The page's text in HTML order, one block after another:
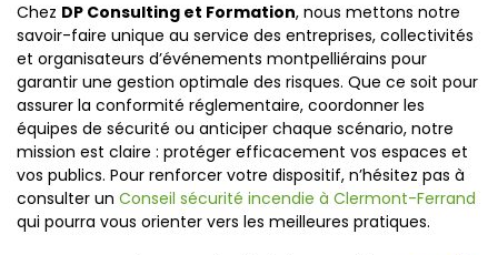
Chez DP Consulting et Formation, nous mettons notre
savoir-faire unique au service des entreprises, collectivités
et organisateurs d’événements montpelliérains pour
garantir une gestion optimale des risques. Que ce soit pour
assurer la conformité réglementaire, coordonner les
équipes de sécurité ou anticiper chaque scénario, notre
mission est claire : protéger efficacement vos espaces et
vos publics. Pour renforcer votre dispositif, n’hésitez pas à
consulter un Conseil sécurité incendie à Clermont-Ferrand
qui pourra vous orienter vers les meilleures pratiques.